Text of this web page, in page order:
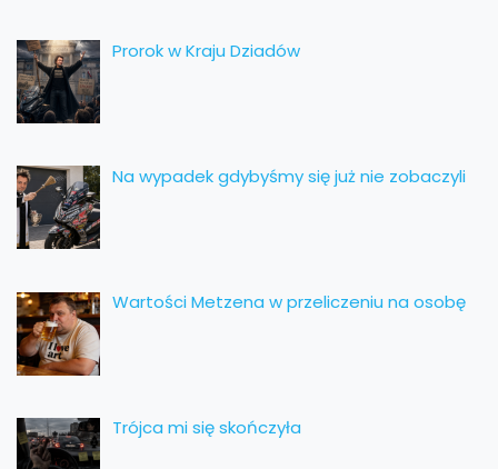
Prorok w Kraju Dziadów
Na wypadek gdybyśmy się już nie zobaczyli
Wartości Metzena w przeliczeniu na osobę
Trójca mi się skończyła